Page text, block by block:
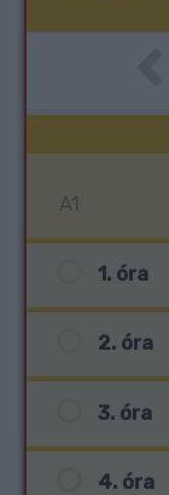
A1
1. óra
2. óra
3. óra
4. óra